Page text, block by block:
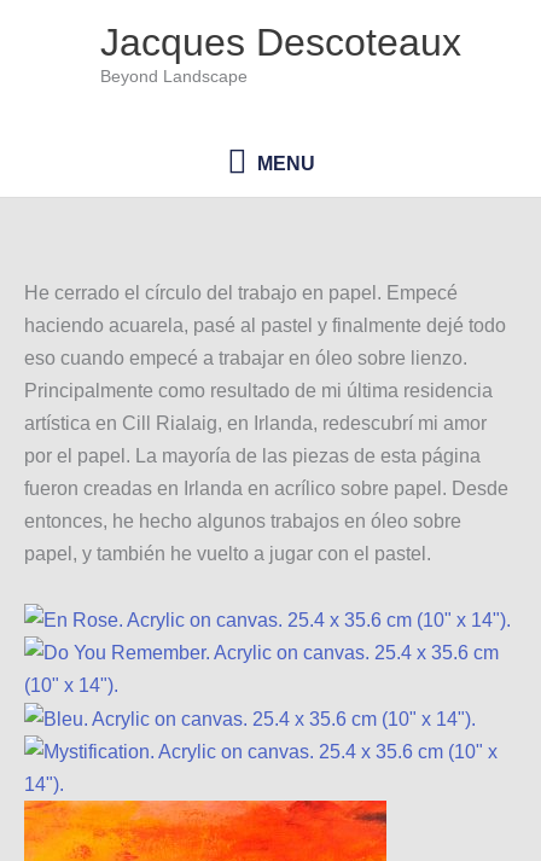
Jacques Descoteaux
Beyond Landscape
MENU
MENU
He cerrado el círculo del trabajo en papel. Empecé
haciendo acuarela, pasé al pastel y finalmente dejé todo
eso cuando empecé a trabajar en óleo sobre lienzo.
Principalmente como resultado de mi última residencia
artística en Cill Rialaig, en Irlanda, redescubrí mi amor
por el papel. La mayoría de las piezas de esta página
fueron creadas en Irlanda en acrílico sobre papel. Desde
entonces, he hecho algunos trabajos en óleo sobre
papel, y también he vuelto a jugar con el pastel.